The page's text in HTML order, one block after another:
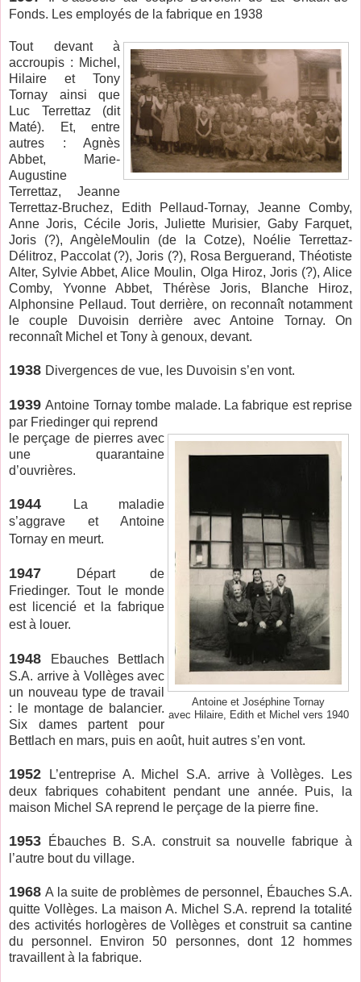
Fonds. Les employés de la fabrique en 1938
Tout devant à
accroupis : Michel,
Hilaire et Tony
Tornay ainsi que
Luc Terrettaz (dit
Maté). Et, entre
autres : Agnès
Abbet, Marie-
Augustine
Terrettaz, Jeanne
Terrettaz-Bruchez, Edith Pellaud-Tornay, Jeanne Comby,
Anne Joris, Cécile Joris, Juliette Murisier, Gaby Farquet,
Joris (?), AngèleMoulin (de la Cotze), Noélie Terrettaz-
Délitroz, Paccolat (?), Joris (?), Rosa Berguerand, Théotiste
Alter, Sylvie Abbet, Alice Moulin, Olga Hiroz, Joris (?), Alice
Comby, Yvonne Abbet, Thérèse Joris, Blanche Hiroz,
Alphonsine Pellaud. Tout derrière, on reconnaît notamment
le couple Duvoisin derrière avec Antoine Tornay. On
reconnaît Michel et Tony à genoux, devant.
1938 Divergences de vue, les Duvoisin s’en vont.
1939Antoine Tornay tombe malade. La fabrique est reprise
par Friedinger qui reprend
Antoine et Joséphine Tornay
avec Hilaire, Edith et Michel vers 1940
le perçage de pierres avec
une quarantaine
d’ouvrières.
1944
La maladie
s’aggrave et Antoine
Tornay en meurt.
1947 Départ de
Friedinger. Tout le monde
est licencié et la fabrique
est à louer.
1948
Ebauches Bettlach
S.A. arrive à Vollèges avec
un nouveau type de travail
: le montage de balancier.
Six dames partent pour
Bettlach en mars, puis en août, huit autres s’en vont.
1952
L’entreprise A. Michel S.A. arrive à Vollèges. Les
deux fabriques cohabitent pendant une année. Puis, la
maison Michel SA reprend le perçage de la pierre fine.
1953
Ébauches B. S.A. construit sa nouvelle fabrique à
l’autre bout du village.
1968A la suite de problèmes de personnel, Ébauches S.A.
quitte Vollèges. La maison A. Michel S.A. reprend la totalité
des activités horlogères de Vollèges et construit sa cantine
du personnel. Environ 50 personnes, dont 12 hommes
travaillent à la fabrique.